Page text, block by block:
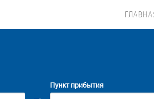
Пункт прибытия